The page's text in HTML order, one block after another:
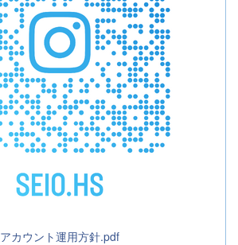
アカウント運用方針.pdf